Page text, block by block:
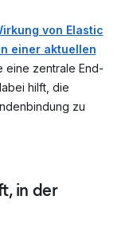
von Elastic
einer aktuellen
eine zentrale End-
hilft, die
zu
in der